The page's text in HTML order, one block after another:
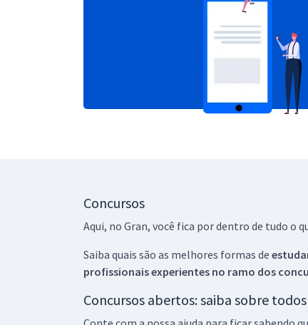
Concursos
Aqui, no Gran, você fica por dentro de tudo o
Saiba quais são as melhores formas de
profissionais experientes no ramo dos
Concursos abertos: saiba sobre